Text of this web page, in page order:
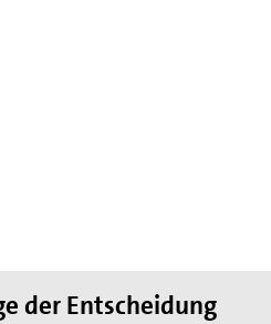
der Entscheidung